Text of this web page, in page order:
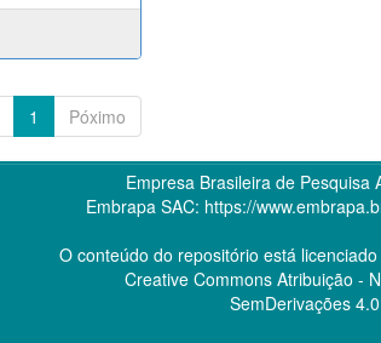
1 Póximo
Empresa Brasileira de Pesquisa
Embrapa SAC: https://
O conteúdo do repositório está
Creative CommonsAtribuição -
SemDerivações